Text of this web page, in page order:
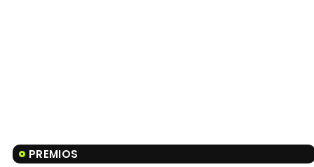
PREMIOS